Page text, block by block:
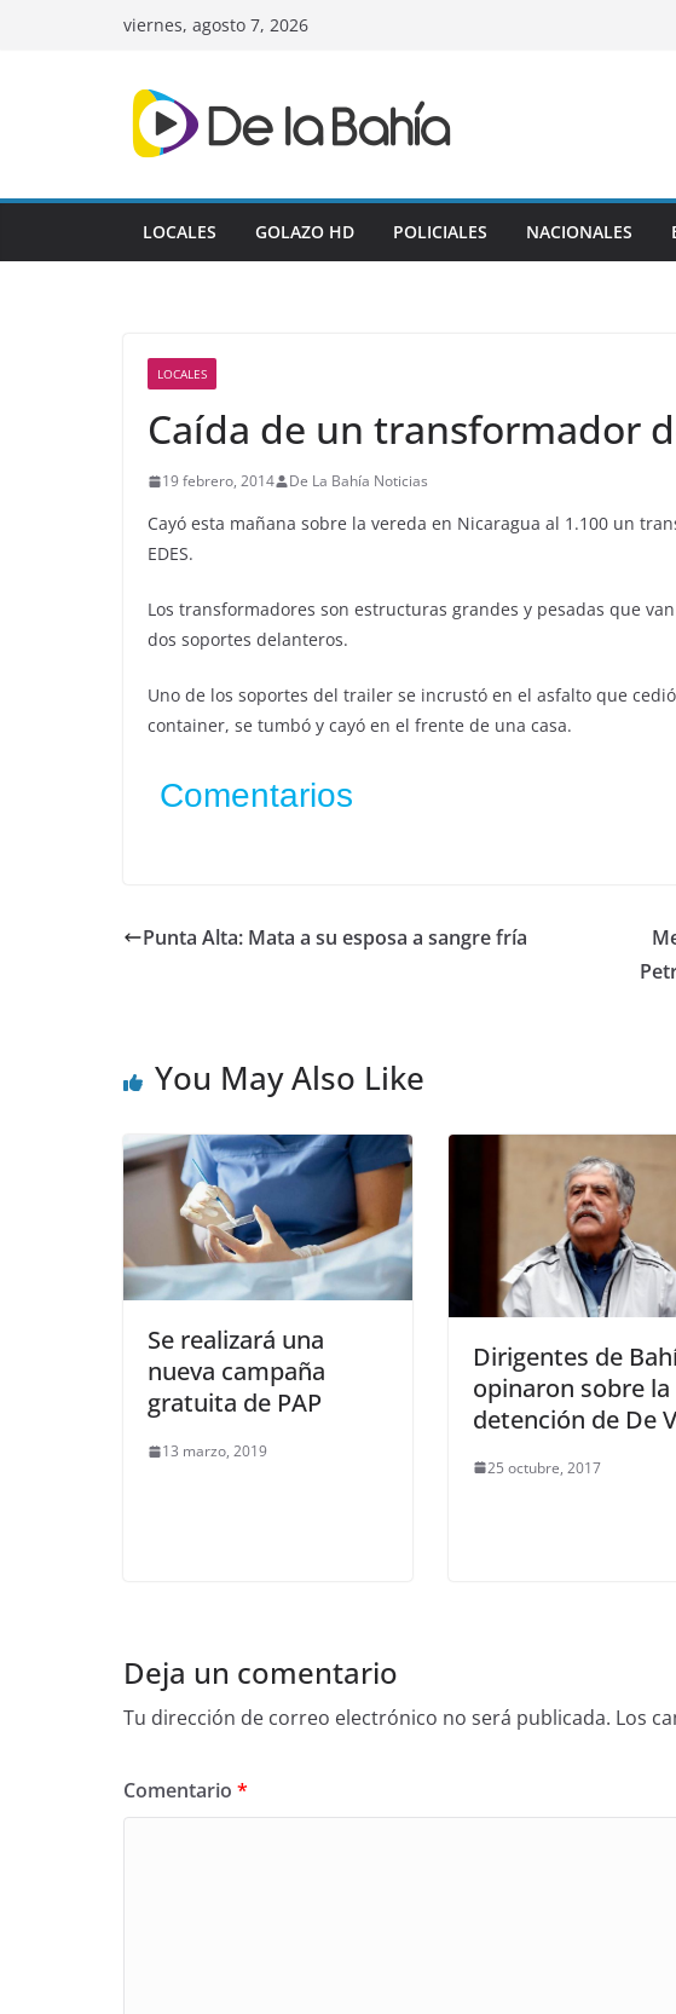
viernes, agosto 7, 2026
LOCALES GOLAZO HD POLICIALES NACIONALES
LOCALES
Caída de un transformador
19 febrero, 2014 De La Bahía Noticias
Cayó esta mañana sobre la vereda en Nicaragua al 1.100 un
EDES.
Los transformadores son estructuras grandes y pesadas que
dos soportes delanteros.
Uno de los soportes del trailer se incrustó en el asfalto que
container, se tumbó y cayó en el frente de una casa.
Comentarios
Punta Alta: Mata a su esposa a sangre fría
You May Also Like
Se realizará una
nueva campaña
gratuita de PAP
13 marzo, 2019
Dirigentes de
opinaron sobre la
detención de De
25 octubre, 2017
Deja un comentario
Tu dirección de correo electrónico no será publicada. Los
Comentario *